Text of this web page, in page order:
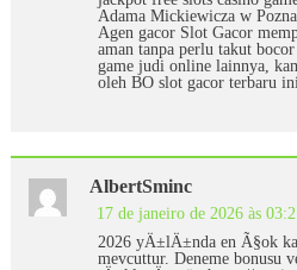
Adama Mickiewicza w
Agen gacor Slot Gacor
aman tanpa perlu takut
game judi online lainnya,
oleh BO slot gacor terbaru ini.
AlbertSminc
17 de janeiro de 2026 às
2026 yÄ±lÄ±nda en Ã§ok
mevcuttur. Deneme bonusu